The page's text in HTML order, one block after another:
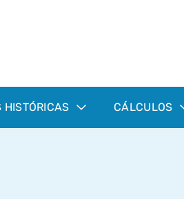
HISTÓRICAS CÁLCULOS